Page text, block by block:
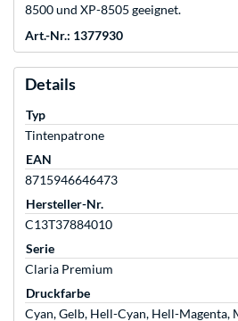
8500 und XP-8505 geeignet.
Art.-Nr.: 1377930
Details
Typ
Tintenpatrone
EAN
8715946646473
Hersteller-Nr.
C13T37884010
Serie
Claria Premium
Druckfarbe
Cyan, Gelb, Hell-Cyan, Hell-Magenta,